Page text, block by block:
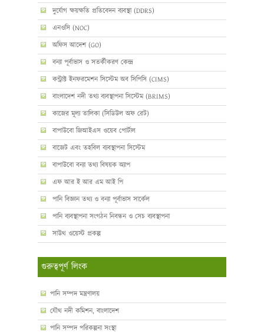
দুর্যোগ ক্ষয়ক্ষতি প্রতিবেদন ব্যবস্থা (DDRS)
এনওসি (NOC)
অফিস আদেশ (GO)
বন্যা পূর্বাভাস ও সতর্কীকরণ কেন্দ্র
কন্ট্রাক্ট ইনফরমেশন সিস্টেম অব সিপিসি (CIMS)
বাংলাদেশ নদী তথ্য ব্যবস্থাপনা সিস্টেম (BRIMS)
কাজের মূল্য তালিকা (সিডিউল অফ রেট)
বাপাউবো জিআইএস ওয়েব পোর্টাল
বাজেট এবং তহবিল ব্যবস্থাপনা সিস্টেম
বাপাউবো বন্যা তথ্য বিষয়ক অ্যাপ
এফ আর ই আর এম আই পি
পানি বিজ্ঞান তথ্য ও বন্যা পূর্বাভাস সার্কেল
পানি ব্যবস্থাপনা সংগঠন নিবন্ধন ও সেচ ব্যবস্থাপনা
সাউথ ওয়েস্ট প্রকল্প
গুরুত্বপূর্ণ লিংক
পানি সম্পদ মন্ত্রণালয়
যৌথ নদী কমিশন, বাংলাদেশ
পানি সম্পদ পরিকল্পনা সংস্থা